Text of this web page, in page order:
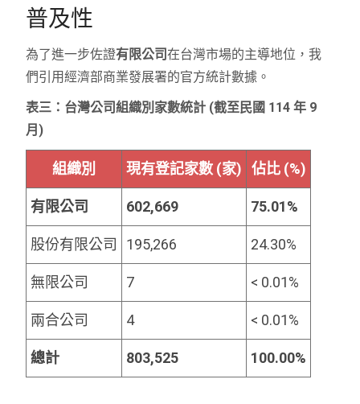
普及性
為了進一步佐證有限公司在台灣市場的主導地位，我
們引用經濟部商業發展署的官方統計數據。
表三：台灣公司組織別家數統計 (截至民國 114 年 9
月)
組織別 現有登記家數 (家) 佔比 (%)
有限公司 602,669 75.01%
股份有限公司 195,266 24.30%
無限公司 7 < 0.01%
兩合公司 4 < 0.01%
總計 803,525 100.00%